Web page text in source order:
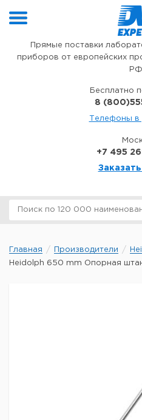
Прямые поставки
приборов от европейских
РФ
Бесплатно
8
Телефоны в
+7 495
Главная Производители
Heidolph 650 mm Опорная